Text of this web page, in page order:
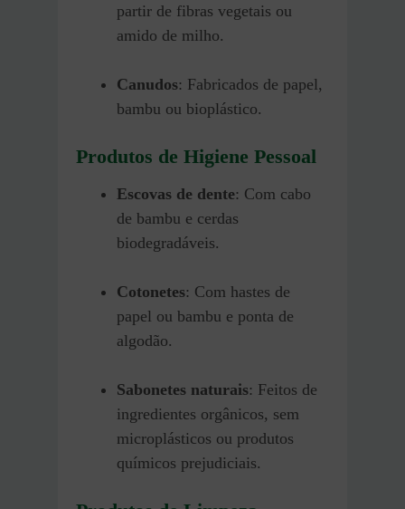
partir de fibras vegetais ou
amido de milho.
Canudos: Fabricados de papel,
bambu ou bioplástico.
Produtos de Higiene Pessoal
Escovas de dente: Com cabo
de bambu e cerdas
biodegradáveis.
Cotonetes: Com hastes de
papel ou bambu e ponta de
algodão.
Sabonetes naturais: Feitos de
ingredientes orgânicos, sem
microplásticos ou produtos
químicos prejudiciais.